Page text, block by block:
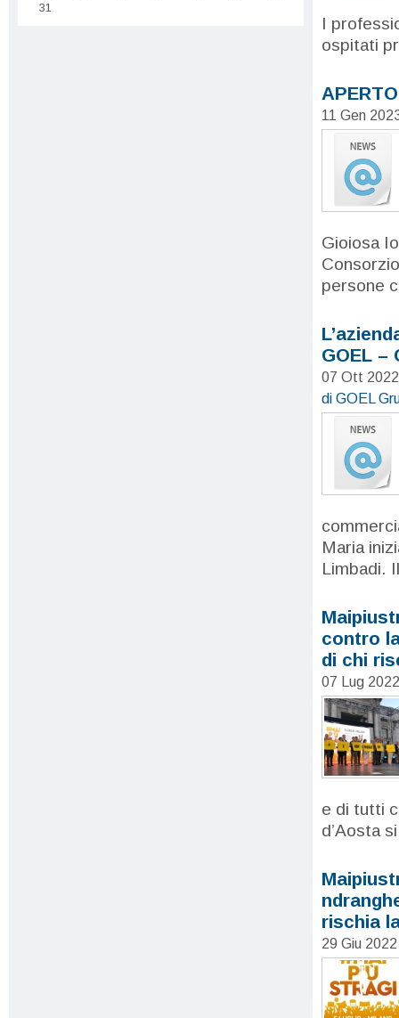
I
ospitati
11 Gen
Gioiosa
persone
GOEL –
07 Ott
di GOEL
Maria
Limbadi.
contro
di chi
07 Lug 2022
e di tutti
d’Aosta
rischia
29 Giu
31